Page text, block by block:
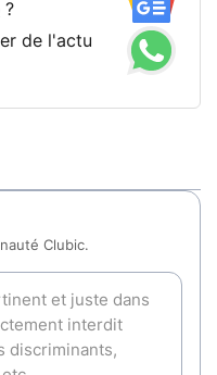
?
de l'actu
Clubic.